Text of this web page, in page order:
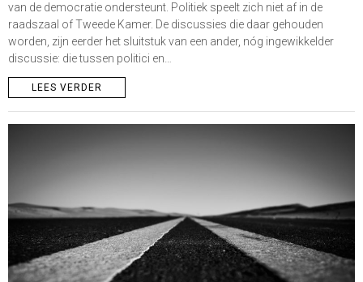
van de democratie ondersteunt. Politiek speelt zich niet af in de
raadszaal of Tweede Kamer. De discussies die daar gehouden
worden, zijn eerder het sluitstuk van een ander, nóg ingewikkelder
discussie: die tussen politici en…
LEES VERDER